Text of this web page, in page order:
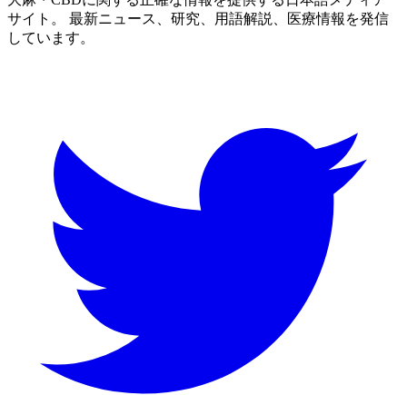
サイト。 最新ニュース、研究、用語解説、医療情報を発信
しています。